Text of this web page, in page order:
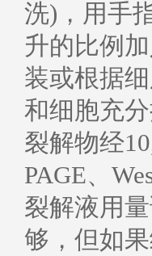
洗)，用手
升的比例
装或根据
和细胞充
裂解物经
PAGE、
裂解液用
够，但如